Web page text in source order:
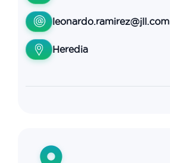
leonardo.ramirez@jll.com
Heredia